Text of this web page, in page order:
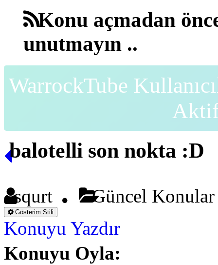
Konu açmadan
unutmayın ..
WarrockTube
balotelli son nokta :D
squrt Güncel
Gösterim Stili
Konuyu Yazdır
Konuyu Oyla: